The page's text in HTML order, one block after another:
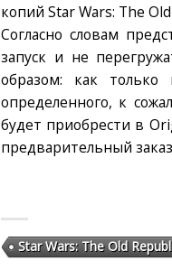
копий Star Wars: The
Согласно словам
запуск и не
образом: как только
определенного, к
будет приобрести в
предварительный
Star Wars: The Old